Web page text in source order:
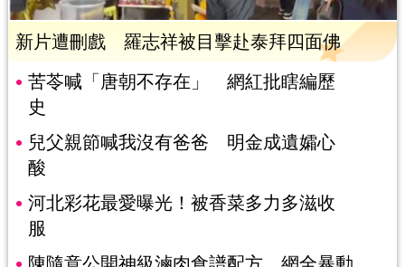
新片遭刪戲 羅志祥被目擊赴泰拜四面佛
苦苓喊「唐朝不存在」 網紅批瞎編歷
史
兒父親節喊我沒有爸爸 明金成遺孀心
酸
河北彩花最愛曝光！被香菜多力多滋收
服